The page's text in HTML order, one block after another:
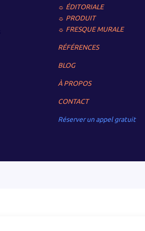
☼ ÉDITORIALE
☼ PRODUIT
☼ FRESQUE MURALE
RÉFÉRENCES
BLOG
À PROPOS
CONTACT
Réserver un appel gratuit